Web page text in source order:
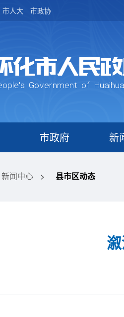
市人大 市政协
市政府 新
新闻中心 > 县市区动态